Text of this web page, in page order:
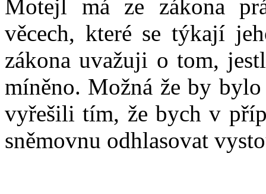
Motejl má ze zákona
věcech, které se týkají
zákona uvažuji o tom,
míněno. Možná že by
vyřešili tím, že bych v
sněmovnu odhlasovat